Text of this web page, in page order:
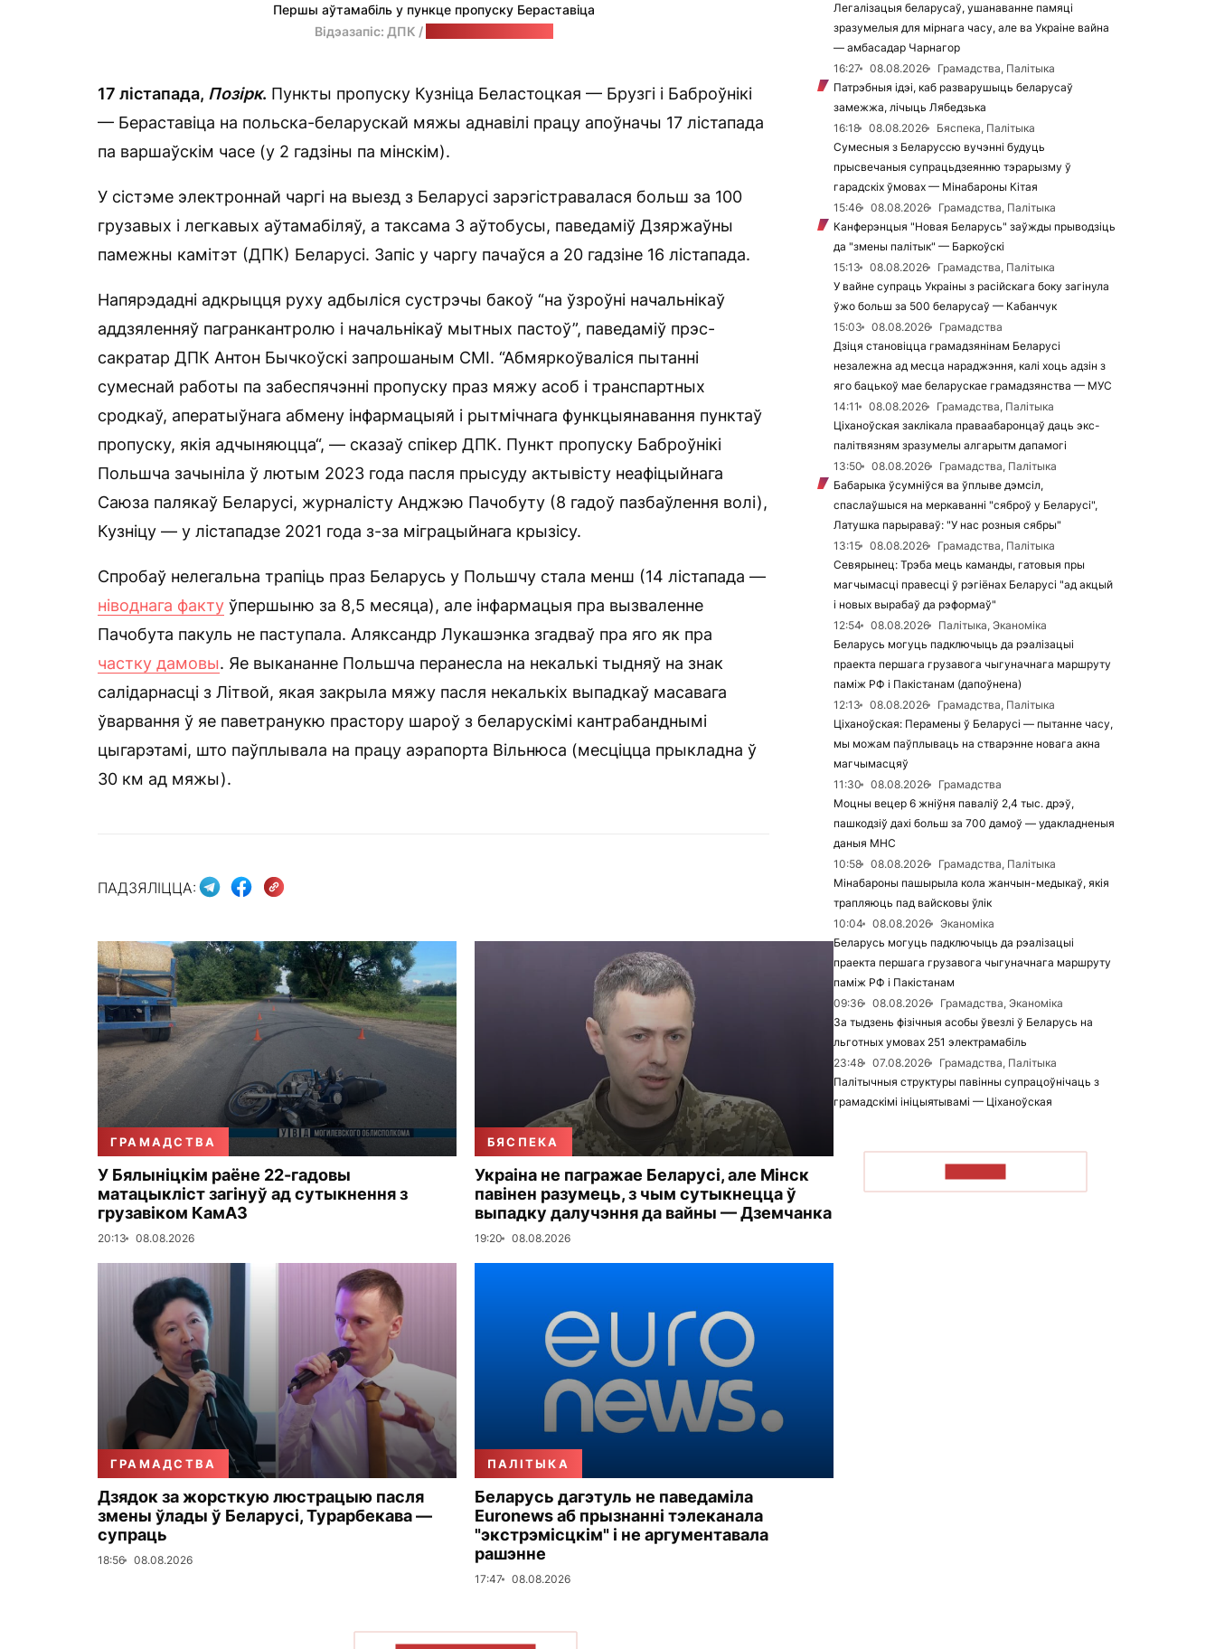
Першы аўтамабіль у пункце пропуску Бераставіца
Відэазапіс: ДПК /
17 лістапада, Позірк. Пункты пропуску Кузніца Беластоцкая — Брузгі і Баброўнікі
— Бераставіца на польска-беларускай мяжы аднавілі працу апоўначы 17 лістапада
па варшаўскім часе (у 2 гадзіны па мінскім).
У сістэме электроннай чаргі на выезд з Беларусі зарэгістравалася больш за 100
грузавых і легкавых аўтамабіляў, а таксама 3 аўтобусы, паведаміў Дзяржаўны
памежны камітэт (ДПК) Беларусі. Запіс у чаргу пачаўся а 20 гадзіне 16 лістапада.
Напярэдадні адкрыцця руху адбыліся сустрэчы бакоў “на ўзроўні начальнікаў
аддзяленняў пагранкантролю і начальнікаў мытных пастоў”, паведаміў прэс-
сакратар ДПК Антон Бычкоўскі запрошаным СМІ. “Абмяркоўваліся пытанні
сумеснай работы па забеспячэнні пропуску праз мяжу асоб і транспартных
сродкаў, аператыўнага абмену інфармацыяй і рытмічнага функцыянавання пунктаў
пропуску, якія адчыняюцца“, — сказаў спікер ДПК. Пункт пропуску Баброўнікі
Польшча зачыніла ў лютым 2023 года пасля прысуду актывісту неафіцыйнага
Саюза палякаў Беларусі, журналісту Анджэю Пачобуту (8 гадоў пазбаўлення волі),
Кузніцу — у лістападзе 2021 года з-за міграцыйнага крызісу.
Спробаў нелегальна трапіць праз Беларусь у Польшчу стала менш (14 лістапада —
ніводнага факту ўпершыню за 8,5 месяца), але інфармацыя пра вызваленне
Пачобута пакуль не паступала. Аляксандр Лукашэнка згадваў пра яго як пра
частку дамовы. Яе выкананне Польшча перанесла на некалькі тыдняў на знак
салідарнасці з Літвой, якая закрыла мяжу пасля некалькіх выпадкаў масавага
ўварвання ў яе паветранукю прастору шароў з беларускімі кантрабанднымі
цыгарэтамі, што паўплывала на працу аэрапорта Вільнюса (месціцца прыкладна ў
30 км ад мяжы).
ПАДЗЯЛІЦЦА:
ГРАМАДСТВА
У Бялыніцкім раёне 22-гадовы
матацыкліст загінуў ад сутыкнення з
грузавіком КамАЗ
20:13 08.08.2026
БЯСПЕКА
Украіна не пагражае Беларусі, але Мінск
павінен разумець, з чым сутыкнецца ў
выпадку далучэння да вайны — Дземчанка
19:20 08.08.2026
ГРАМАДСТВА
Дзядок за жорсткую люстрацыю пасля
змены ўлады ў Беларусі, Турарбекава —
супраць
18:56 08.08.2026
ПАЛІТЫКА
Беларусь дагэтуль не паведаміла
Euronews аб прызнанні тэлеканала
"экстрэмісцкім" і не аргументавала
рашэнне
17:47 08.08.2026
Легалізацыя беларусаў, ушанаванне памяці
зразумелыя для мірнага часу, але ва Украіне вайна
— амбасадар Чарнагор
16:27
08.08.2026
Грамадства, Палітыка
Патрэбныя ідэі, каб разварушыць беларусаў
замежжа, лічыць Лябедзька
16:18
08.08.2026
Бяспека, Палітыка
Сумесныя з Беларуссю вучэнні будуць
прысвечаныя супрацьдзеянню тэрарызму ў
гарадскіх ўмовах — Мінабароны Кітая
15:46
08.08.2026
Грамадства, Палітыка
Канферэнцыя "Новая Беларусь" заўжды прыводзіць
да "змены палітык" — Баркоўскі
15:13
08.08.2026
Грамадства, Палітыка
У вайне супраць Украіны з расійскага боку загінула
ўжо больш за 500 беларусаў — Кабанчук
15:03
08.08.2026
Грамадства
Дзіця становіцца грамадзянінам Беларусі
незалежна ад месца нараджэння, калі хоць адзін з
яго бацькоў мае беларускае грамадзянства — МУС
14:11
08.08.2026
Грамадства, Палітыка
Ціханоўская заклікала праваабаронцаў даць экс-
палітвязням зразумелы алгарытм дапамогі
13:50
08.08.2026
Грамадства, Палітыка
Бабарыка ўсумніўся ва ўплыве дэмсіл,
спаслаўшыся на меркаванні "сяброў у Беларусі",
Латушка парыраваў: "У нас розныя сябры"
13:15
08.08.2026
Грамадства, Палітыка
Севярынец: Трэба мець каманды, гатовыя пры
магчымасці правесці ў рэгіёнах Беларусі "ад акцый
і новых вырабаў да рэформаў"
12:54
08.08.2026
Палітыка, Эканоміка
Беларусь могуць падключыць да рэалізацыі
праекта першага грузавога чыгуначнага маршруту
паміж РФ і Пакістанам (дапоўнена)
12:13
08.08.2026
Грамадства, Палітыка
Ціханоўская: Перамены ў Беларусі — пытанне часу,
мы можам паўплываць на стварэнне новага акна
магчымасцяў
11:30
08.08.2026
Грамадства
Моцны вецер 6 жніўня паваліў 2,4 тыс. дрэў,
пашкодзіў дахі больш за 700 дамоў — удакладненыя
даныя МНС
10:58
08.08.2026
Грамадства, Палітыка
Мінабароны пашырыла кола жанчын-медыкаў, якія
трапляюць пад вайсковы ўлік
10:04
08.08.2026
Эканоміка
Беларусь могуць падключыць да рэалізацыі
праекта першага грузавога чыгуначнага маршруту
паміж РФ і Пакістанам
09:36
08.08.2026
Грамадства, Эканоміка
За тыдзень фізічныя асобы ўвезлі ў Беларусь на
льготных умовах 251 электрамабіль
23:48
07.08.2026
Грамадства, Палітыка
Палітычныя структуры павінны супрацоўнічаць з
грамадскімі ініцыятывамі — Ціханоўская